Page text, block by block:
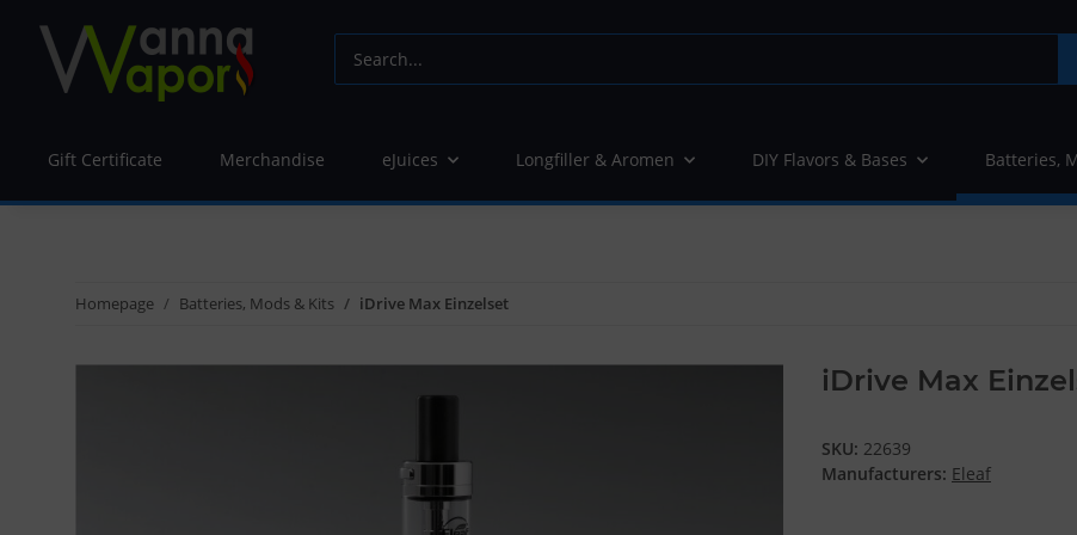
Gift Certificate Merchandise eJuices Longfiller & Aromen DIY Flavors & Bases Batteries,
Homepage Batteries, Mods & Kits iDrive Max Einzelset
iDrive Max
SKU: 22639
Manufacturers: Eleaf